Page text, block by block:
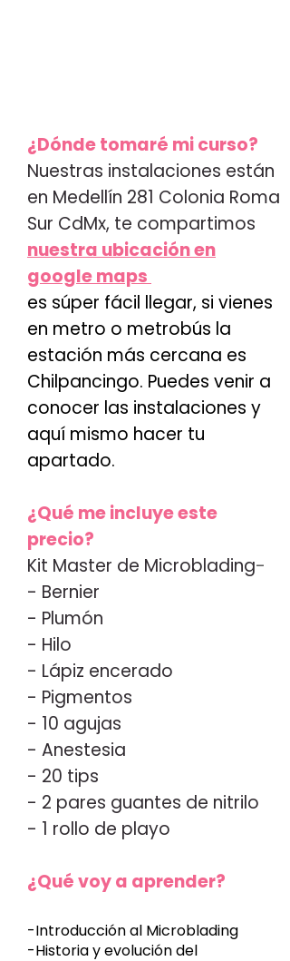
¿Dónde tomaré mi curso?
Nuestras instalaciones están
en Medellín 281 Colonia Roma
Sur CdMx, te compartimos
nuestra ubicación en
google maps
es súper fácil llegar, si vienes
en metro o metrobús la
estación más cercana es
Chilpancingo. Puedes venir a
conocer las instalaciones y
aquí mismo hacer tu
apartado.
¿Qué me incluye este
precio?
Kit Master de Microblading-
- Bernier
- Plumón
- Hilo
- Lápiz encerado
- Pigmentos
- 10 agujas
- Anestesia
- 20 tips
- 2 pares guantes de nitrilo
- 1 rollo de playo
¿Qué voy a aprender?
-Introducción al Microblading
-Historia y evolución del